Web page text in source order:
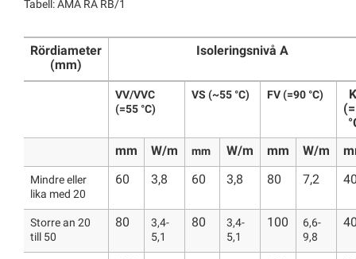
Tabell: AMA RA RB/1
Rördiameter
(mm)
Isoleringsnivå A
VV/VVC
(=55 °C)
VS (~55 °C) FV (=90 °C)
mm W/m mm W/m mm W/m
Mindre eller
lika med 20
60 3,8 60 3,8 80 7,2
Storre an 20
till 50
80
3,4-
5,1
80
3,4-
5,1
100
6,6-
9,8